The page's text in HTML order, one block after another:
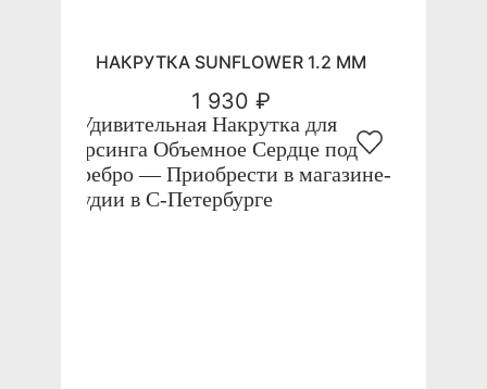
НАКРУТКА SUNFLOWER 1.2 ММ
1 930 ₽